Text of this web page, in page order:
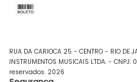
RUA DA CARIOCA 25 - CENTRO - RIO DE
INSTRUMENTOS MUSICAIS LTDA. -
reservados. 2026